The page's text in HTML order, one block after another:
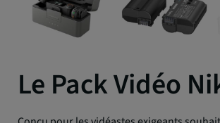
Le Pack Vidéo